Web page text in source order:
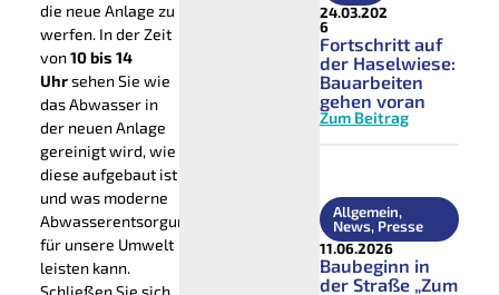
die neue Anlage zu
werfen. In der Zeit
von10 bis 14
Uhrsehen Sie wie
das Abwasser in
der neuen Anlage
gereinigt wird, wie
diese aufgebaut ist
und was moderne
Abwasserentsorgung
für unsere Umwelt
leisten kann.
24.03.202
6
Fortschritt auf
der Haselwiese:
Bauarbeiten
gehen voran
Zum Beitrag
Allgemein,
News, Presse
11.06.2026
Baubeginn in
der Straße „Zum